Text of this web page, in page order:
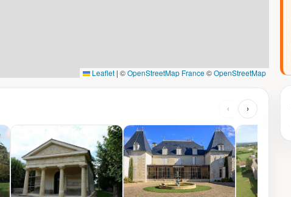
Leaflet | ©OpenStreetMap France©OpenStreetMap
‹ ›